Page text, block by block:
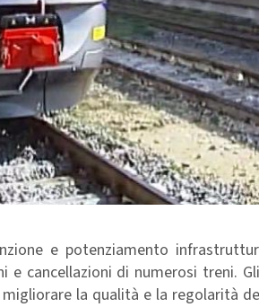
e potenziamento
e cancellazioni di numerosi treni.
la qualità e la regolarità